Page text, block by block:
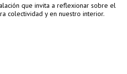
que invita a reflexionar sobre el
colectividad y en nuestro interior.